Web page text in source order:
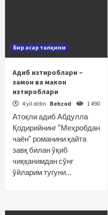
Бир асар талқини
Адиб изтироблари –
замон ва макон
изтироблари
4 yil oldin Behzod 1 490
Атоқли адиб Абдулла
Қодирийнинг “Меҳробдан
чаён” романини қайта
завқ билан ўқиб
чиққанимдан сўнг
ўйларим тугуни…